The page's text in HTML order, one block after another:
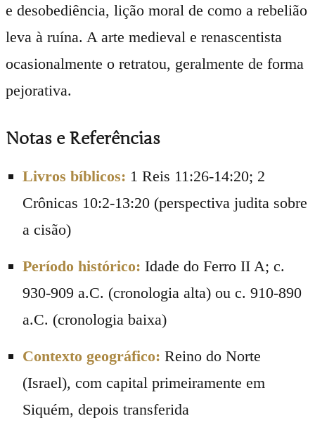
e desobediência, lição moral de como a rebelião
leva à ruína. A arte medieval e renascentista
ocasionalmente o retratou, geralmente de forma
pejorativa.
Notas e Referências
Livros bíblicos: 1 Reis 11:26-14:20; 2
Crônicas 10:2-13:20 (perspectiva judita sobre
a cisão)
Período histórico: Idade do Ferro II A; c.
930-909 a.C. (cronologia alta) ou c. 910-890
a.C. (cronologia baixa)
Contexto geográfico: Reino do Norte
(Israel), com capital primeiramente em
Siquém, depois transferida